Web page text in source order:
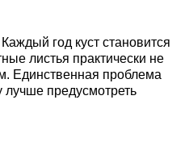
год куст становится
листья практически не
Единственная проблема
предусмотреть